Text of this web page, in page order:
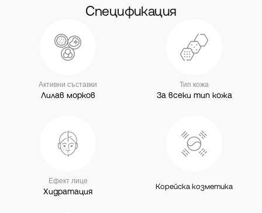
Спецификация
Активни съставки
Лилав морков
Тип кожа
За всеки тип кожа
Ефект лице
Хидратация
Корейска козметика